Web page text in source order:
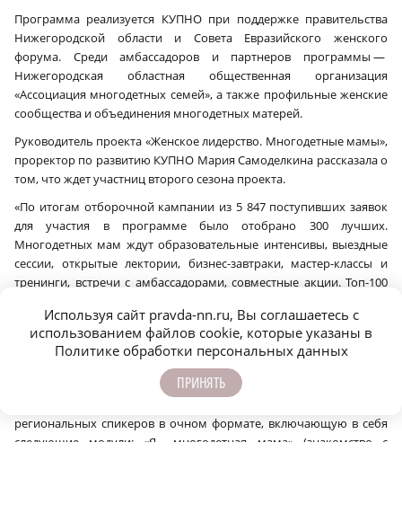
Программа реализуется КУПНО при поддержке правительства
Нижегородской области и Совета Евразийского женского
форума. Среди амбассадоров и партнеров программы —
Нижегородская областная общественная организация
«Ассоциация многодетных семей», а также профильные женские
сообщества и объединения многодетных матерей.
Руководитель проекта «Женское лидерство. Многодетные мамы»,
проректор по развитию КУПНО Мария Самоделкина рассказала о
том, что ждет участниц второго сезона проекта.
«По итогам отборочной кампании из 5 847 поступивших заявок
для участия в программе было отобрано 300 лучших.
Многодетных мам ждут образовательные интенсивы, выездные
сессии, открытые лектории, бизнес-завтраки, мастер-классы и
тренинги, встречи с амбассадорами, совместные акции. Топ-100
о дополнительном профессиональном образовании от КУПНО. А
всего за два сезона в программе приняли участие мамы 2 918
детей», — сообщила Мария Самоделкина.
С апреля по июль 2026 года участницы пройдут комплексную
региональных спикеров в очном формате, включающую в себя
следующие модули: «Я — многодетная мама» (знакомство с
Используя сайт pravda-nn.ru, Вы соглашаетесь с
использованием файлов cookie, которые указаны в
Политике обработки персональных данных
ПРИНЯТЬ